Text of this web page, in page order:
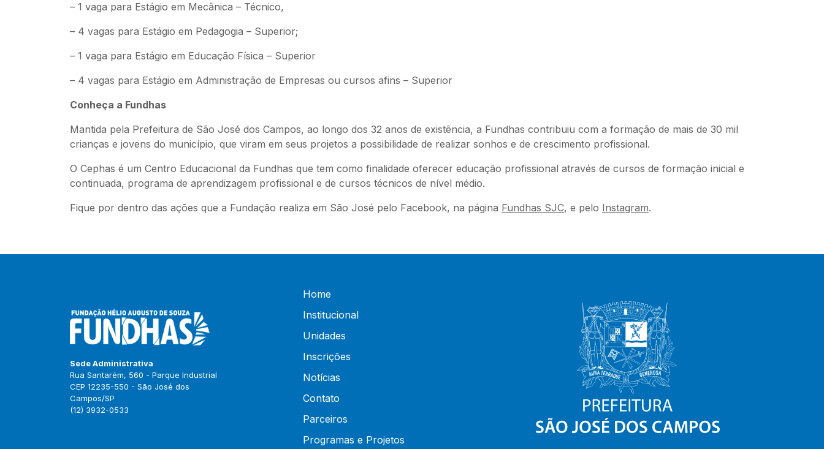
– 1 vaga para Estágio em Mecânica – Técnico,
– 4 vagas para Estágio em Pedagogia – Superior;
– 1 vaga para Estágio em Educação Física – Superior
– 4 vagas para Estágio em Administração de Empresas ou cursos afins – Superior
Conheça a Fundhas
Mantida pela Prefeitura de São José dos Campos, ao longo dos 32 anos de existência, a Fundhas contribuiu com a formação de mais de 30 mil
crianças e jovens do município, que viram em seus projetos a possibilidade de realizar sonhos e de crescimento profissional.
O Cephas é um Centro Educacional da Fundhas que tem como finalidade oferecer educação profissional através de cursos de formação inicial e
continuada, programa de aprendizagem profissional e de cursos técnicos de nível médio.
Fique por dentro das ações que a Fundação realiza em São José pelo Facebook, na página Fundhas SJC, e pelo Instagram.
Sede Administrativa
Rua Santarém, 560 - Parque Industrial
CEP 12235-550 - São José dos
Campos/SP
(12) 3932-0533
Home
Institucional
Unidades
Inscrições
Notícias
Contato
Parceiros
Programas e Projetos